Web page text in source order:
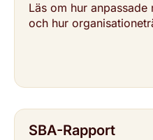
Läs om hur
och hur
SBA-Rapport